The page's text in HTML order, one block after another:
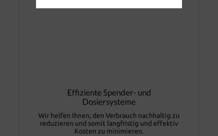
Effiziente Spender- und
Dosiersysteme
Wir helfen Ihnen, den Verbrauch nachhaltig zu
reduzieren und somit langfristig und effektiv
Kosten zu minimieren.